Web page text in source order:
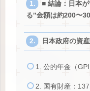
■ 結論：日本
る”金額は約200〜
日本政府の資
1. 公的年金（
2. 国有財産：